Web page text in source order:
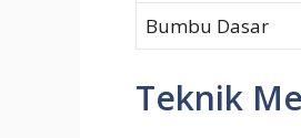
Bumbu Dasar
Teknik